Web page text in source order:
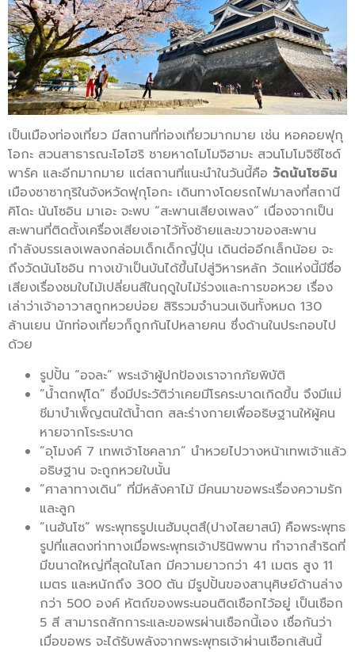
เป็นเมืองท่องเที่ยว มีสถานที่ท่องเที่ยวมากมาย เช่น หอคอยฟุกุ
โอกะ สวนสาธารณะโอโฮริ ชายหาดโมโมจิฮามะ สวนโมโมจิซีไซด์
พาร์ค และอีกมากมาย แต่สถานที่แนะนำในวันนี้คือ วัดนันโซอิน
เมืองซาซากุริในจังหวัดฟุกุโอกะ เดินทางโดยรถไฟมาลงที่สถานี
คิโดะ นันโซอิน มาเอะ จะพบ “สะพานเสียงเพลง” เนื่องจากเป็น
สะพานที่ติดตั้งเครื่องเสียงเอาไว้ทั้งซ้ายและขวาของสะพาน
กำลังบรรเลงเพลงกล่อมเด็กเด็กญี่ปุ่น เดินต่ออีกเล็กน้อย จะ
ถึงวัดนันโซอิน ทางเข้าเป็นบันได้ขึ้นไปสู่วิหารหลัก วัดแห่งนี้มีชื่อ
เสียงเรื่องชมใบไม้เปลี่ยนสีในฤดูใบไม้ร่วงและการขอหวย เรื่อง
เล่าว่าเจ้าอาวาสถูกหวยบ่อย สิริรวมจำนวนเงินทั้งหมด 130
ล้านเยน นักท่องเที่ยวก็ถูกกันไปหลายคน ซึ่งด้านในประกอบไป
ด้วย
รูปปั้น “อจละ” พระเจ้าผู้ปกป้องเราจากภัยพิบัติ
“น้ำตกฟุโด” ซึ่งมีประวัติว่าเคยมีโรคระบาดเกิดขึ้น จึงมีแม่
ชีมาบำเพ็ญตนใต้น้ำตก สละร่างกายเพื่ออธิษฐานให้ผู้คน
หายจากโระระบาด
“อุโมงค์ 7 เทพเจ้าโชคลาภ” นำหวยไปวางหน้าเทพเจ้าแล้ว
อธิษฐาน จะถูกหวยใบนั้น
“ศาลาทางเดิน” ที่มีหลังคาไม้ มีคนมาขอพระเรื่องความรัก
และลูก
“เนฮันโซ” พระพุทธรูปเนฮัมบุตสึ(ปางไสยาสน์) คือพระพุทธ
รูปที่แสดงท่าทางเมื่อพระพุทธเจ้าปรินิพพาน ทำจากสำริดที่
มีขนาดใหญ่ที่สุดในโลก มีความยาวกว่า 41 เมตร สูง 11
เมตร และหนักถึง 300 ตัน มีรูปปั้นของสานุศิษย์ด้านล่าง
กว่า 500 องค์ หัตถ์ของพระนอนติดเชือกไว้อยู่ เป็นเชือก
5 สี สามารถสักการะและขอพรผ่านเชือกนี้เอง เชื่อกันว่า
เมื่อขอพร จะได้รับพลังจากพระพุทธเจ้าผ่านเชือกเส้นนี้